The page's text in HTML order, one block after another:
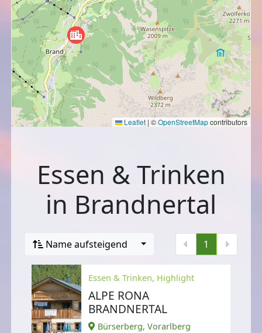
Leaflet | ©OpenStreetMapcontributors
Essen & Trinken
in Brandnertal
Name aufsteigend 1
Essen & Trinken, Highlight
ALPE RONA
BRANDNERTAL
Bürserberg, Vorarlberg